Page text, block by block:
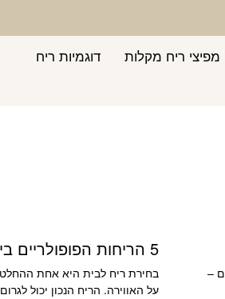
מפיצי ריח מקלות
דוגמיות ריח
–
5 הריחות הפופולריים ביותר לבית
בחירת ריח לבית היא אחת
על האווירה. הריח הנכון יכול